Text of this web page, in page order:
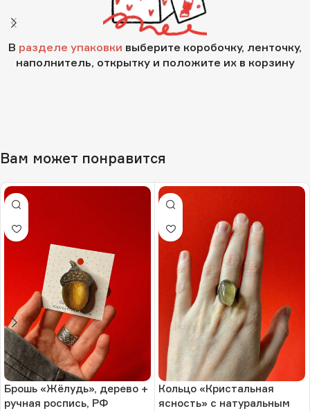
В разделе упаковки выберите коробочку, ленточку,
наполнитель, открытку и положите их в корзину
Вам может понравится
Брошь «Жёлудь», дерево +
ручная роспись, РФ
Кольцо «Кристальная
ясность» с натуральным